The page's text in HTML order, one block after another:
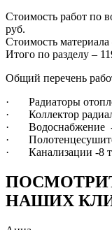
Стоимость работ по
руб.
Стоимость
Итого по разделу –
Общий перечень
· Радиаторы
· Коллектор
· Водоснабжение -
·
· Канализации -8
НАШИХ